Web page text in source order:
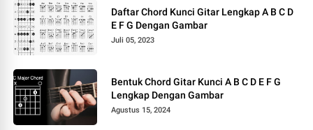
Daftar Chord Kunci Gitar Lengkap A B C D
E F G Dengan Gambar
Juli 05, 2023
Bentuk Chord Gitar Kunci A B C D E F G
Lengkap Dengan Gambar
Agustus 15, 2024